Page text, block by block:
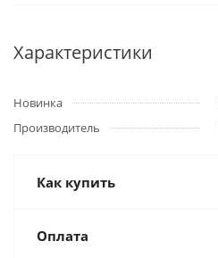
Характеристики
Новинка
Производитель
Как купить
Оплата